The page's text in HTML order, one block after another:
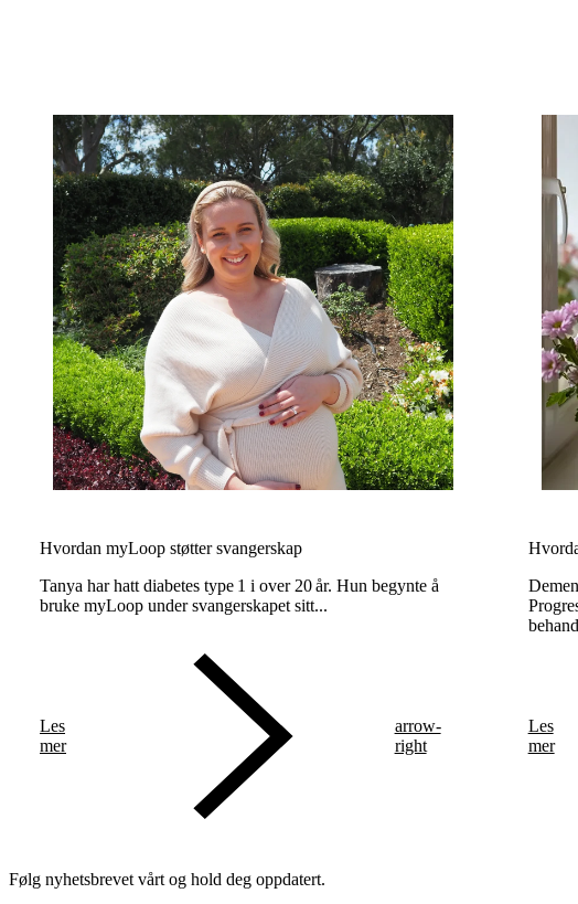
Hvordan myLoop støtter svangerskap
Tanya har hatt diabetes type 1 i over 20 år. Hun begynte å
bruke myLoop under svangerskapet sitt...
Les
mer
arrow-
right
Les
mer
Følg nyhetsbrevet vårt og hold deg oppdatert.